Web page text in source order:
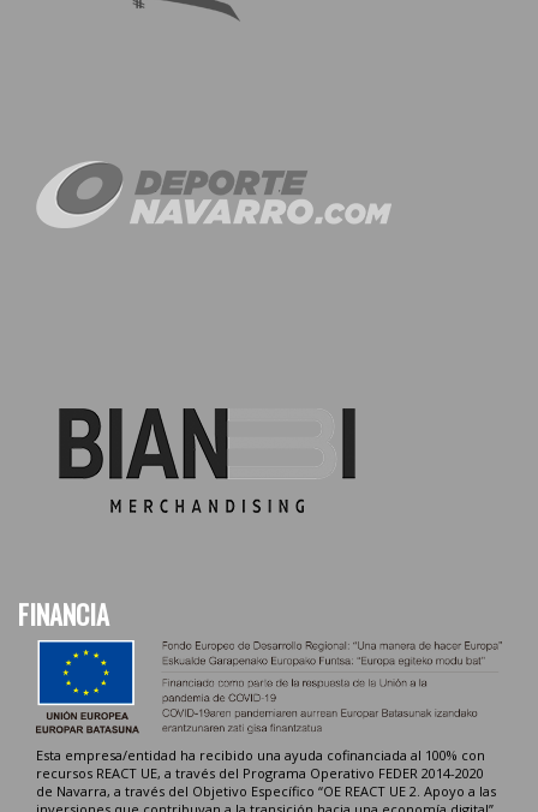
FINANCIA
Esta empresa/entidad ha recibido una ayuda cofinanciada al 100% con
recursos REACT UE, a través del Programa Operativo FEDER 2014-2020
de Navarra, a través del Objetivo Específico “OE REACT UE 2. Apoyo a las